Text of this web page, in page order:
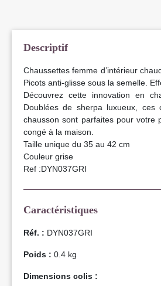
Descriptif
Chaussettes femme d’intérieur
Picots anti-glisse sous la semelle.
Découvrez cette innovation en
Doublées de sherpa luxueux, ces
chausson sont parfaites pour votre
congé à la maison.
Taille unique du 35 au 42 cm
Couleur grise
Ref :DYN037GRI
Caractéristiques
Réf. : DYN037GRI
Poids : 0.4 kg
Dimensions colis :